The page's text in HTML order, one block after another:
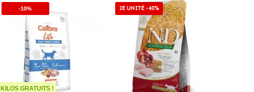
-10%
KILOS GRATUITS !
2E UNITÉ -40%